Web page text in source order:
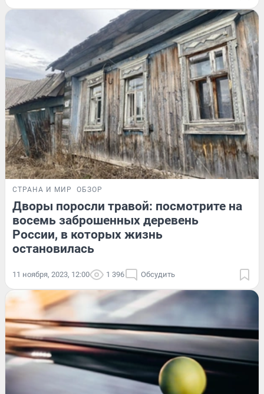
СТРАНА И МИР ОБЗОР
Дворы поросли травой: посмотрите на
восемь заброшенных деревень
России, в которых жизнь
остановилась
11 ноября, 2023, 12:00 1 396 Обсудить